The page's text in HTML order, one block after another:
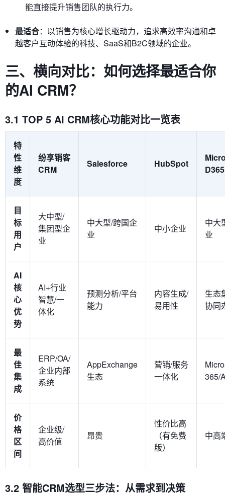
能直接提升销售团队的执行力。
最适合：以销售为核心增长驱动力，追求高效率沟通和卓
越客户互动体验的科技、SaaS和B2C领域的企业。
三、横向对比：如何选择最适合你
的AI CRM？
3.1 TOP 5 AI CRM核心功能对比一览表
特
性
维
度
纷享销客
CRM
Salesforce HubSpot
D365
目
标
用
户
大中型/
集团型企
业
中大型/跨国企
业
中小企业
中大
业
AI
核
心
优
势
AI+行业
智慧/一
体化
预测分析/平台
能力
内容生成/
易用性
生态
协同
最
佳
集
成
ERP/OA/
企业内部
系统
AppExchange
生态
营销/服务
一体化
365/
价
格
区
间
企业级/
高价值
昂贵
性价比高
（有免费
版）
中高
3.2 智能CRM选型三步法：从需求到决策